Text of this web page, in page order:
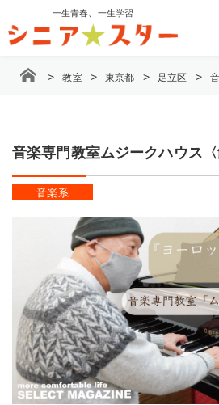
テ
一生青春、一生学習
> 教室 > 東京都 > 足立区 >
音楽専門教室ムジークハウス〈
音楽系